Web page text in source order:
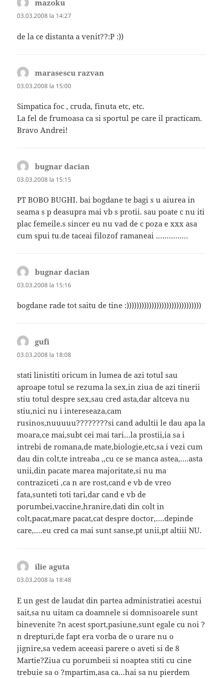
mazoku
03.03.2008 la 14:27
de la ce distanta a venit??:P :))
marasescu razvan
03.03.2008 la 15:00
Simpatica foc , cruda, finuta etc, etc.
La fel de frumoasa ca si sportul pe care il practicam.
Bravo Andrei!
bugnar dacian
03.03.2008 la 15:15
PT BOBO BUGHI. bai bogdane te bagi s u aiurea in
seama s p deasupra mai vb s protii. sau poate c nu iti
plac femeile.s sincer eu nu vad de c poza e xxx asa
cum spui tu.de taceai filozof ramaneai ……………
bugnar dacian
03.03.2008 la 15:16
bogdane rade tot saitu de tine :))))))))))))))))))))))))))))))
gufi
03.03.2008 la 18:08
stati linistiti oricum in lumea de azi totul sau
aproape totul se rezuma la sex,in ziua de azi tinerii
stiu totul despre sex,sau cred asta,dar altceva nu
stiu,nici nu i intereseaza,cam
rusinos,nuuuuu????????si cand adultii le dau apa la
moara,ce mai,subt cei mai tari…la prostii,ia sa i
intrebi de romana,de mate,biologie,etc,sa i vezi cum
dau din colt,te intreaba ,,cu ce se manca astea,….asta
unii,din pacate marea majoritate,si nu ma
contraziceti ,ca n are rost,cand e vb de vreo
fata,sunteti toti tari,dar cand e vb de
porumbei,vaccine,hranire,dati din colt in
colt,pacat,mare pacat,cat despre doctor,….depinde
care,….eu cred ca mai sunt sanse,pt unii,pt altiii NU.
ilie aguta
03.03.2008 la 18:48
E un gest de laudat din partea administratiei acestui
sait,sa nu uitam ca doamnele si domnisoarele sunt
binevenite ?n acest sport,pasiune,sunt egale cu noi ?
n drepturi,de fapt era vorba de o urare nu o
jignire,sa vedem aceeasi parere o aveti si de 8
Martie?Ziua cu porumbeii si noaptea stiti cu cine
trebuie sa o ?mpartim,asa ca…hai sa nu pierdem